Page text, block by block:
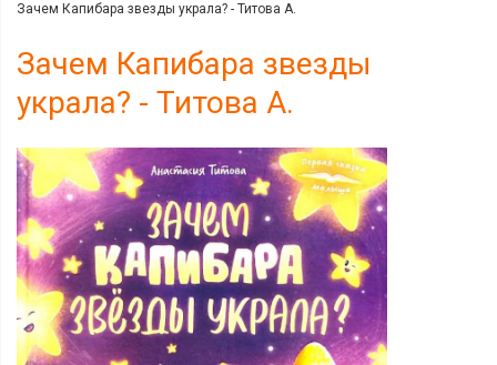
Зачем Капибара звезды украла? - Титова А.
Зачем Капибара звезды
украла? - Титова А.